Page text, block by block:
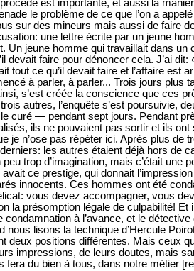
est importante, et aussi la
le problème de ce que l’on a
sur des mineurs mais aussi de faire
une lettre écrite par un jeune
Un jeune homme qui travaillait dans
devait faire pour dénoncer cela. J’ai
tout ce qu’il devait faire et l’affaire
à parler, à parler... Trois jours plus
s’est créée la conscience que ces
autres, l’enquête s’est poursuivie,
curé — pendant sept jours. Pendant
ils ne pouvaient pas sortir et ils
je n’ose pas répéter ici. Après plus
les autres étaient déjà hors de
trop d’imagination, mais c’était
ce prestige, qui donnait
innocents. Ces hommes ont été
vous devez accompagner, vous
la présomption légale de culpabilité!
condamnation à l’avance, et le
nous lisons la technique d’Hercule
deux positions différentes. Mais ceux
impressions, de leurs doutes, mais
fera du bien à tous, dans notre métier